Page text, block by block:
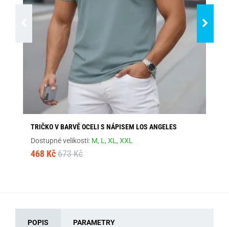
TRIČKO V BARVĚ OCELI S NÁPISEM LOS ANGELES
Dostupné velikosti: M, L,XL,XXL
468 Kč 673 Kč
POPIS PARAMETRY